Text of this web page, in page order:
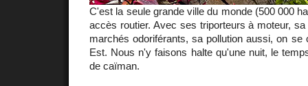
C'est la seule grande ville du monde (500 000
accès routier. Avec ses triporteurs à moteur,
marchés odoriférants, sa pollution aussi, on se
Est. Nous n'y faisons halte qu'une nuit, le
de caïman.